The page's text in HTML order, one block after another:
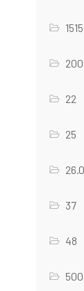
1515
22
25
37
48